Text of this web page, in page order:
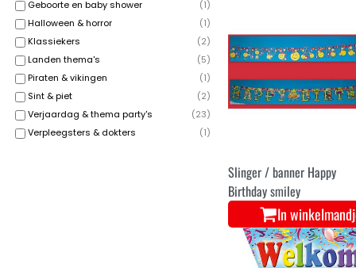
Geboorte en baby shower
(1)
Halloween & horror
(1)
Klassiekers
(2)
Landen thema's
(5)
Piraten & vikingen
(1)
Sint & piet
(2)
Verjaardag & thema party's
(23)
Verpleegsters & dokters
(1)
Slinger / banner Happy
Birthday smiley
In